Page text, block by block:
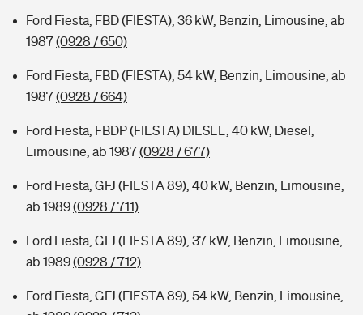
Ford Fiesta, FBD (FIESTA), 36 kW, Benzin, Limousine, ab
1987(0928 / 650)
Ford Fiesta, FBD (FIESTA), 54 kW, Benzin, Limousine, ab
1987(0928 / 664)
Ford Fiesta, FBDP (FIESTA) DIESEL, 40 kW, Diesel,
Limousine, ab 1987(0928 / 677)
Ford Fiesta, GFJ (FIESTA 89), 40 kW, Benzin, Limousine,
ab 1989(0928 / 711)
Ford Fiesta, GFJ (FIESTA 89), 37 kW, Benzin, Limousine,
ab 1989(0928 / 712)
Ford Fiesta, GFJ (FIESTA 89), 54 kW, Benzin, Limousine,